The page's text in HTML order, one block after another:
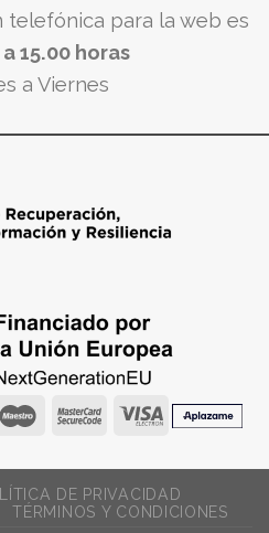
telefónica para la web es
15.00 horas
a Viernes
DE PRIVACIDAD
TÉRMINOS Y CONDICIONES